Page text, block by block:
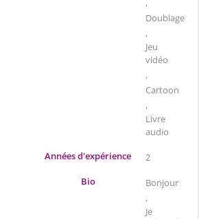
,
Doublage
,
Jeu
vidéo
,
Cartoon
,
Livre
audio
Années d'expérience
2
Bio
Bonjour
,
Je